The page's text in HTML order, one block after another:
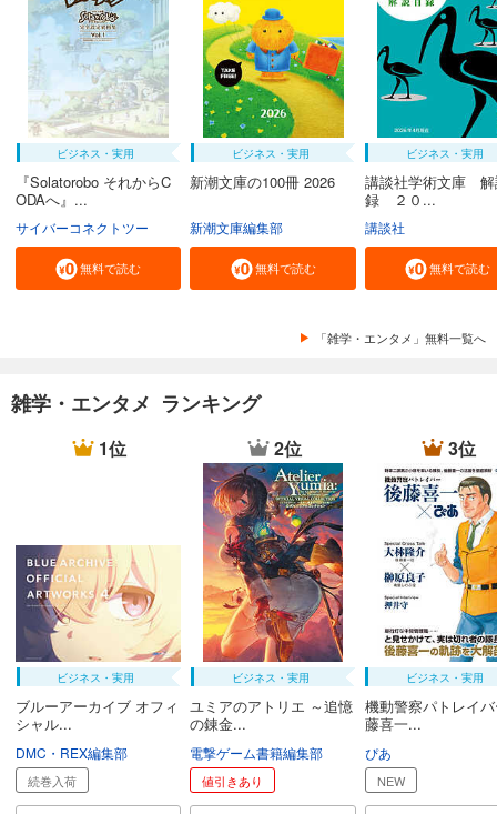
ビジネス・実用
『Solatorobo それからC
ODAへ』...
サイバーコネクトツー
無料で読む
ビジネス・実用
新潮文庫の100冊 2026
新潮文庫編集部
無料で読む
ビジネス・実用
講談社学術文庫 解
録 ２０...
講談社
無料で読む
「雑学・エンタメ」無料一覧へ
雑学・エンタメ ランキング
1位
ビジネス・実用
ブルーアーカイブ オフィ
シャル...
DMC・REX編集部
続巻入荷
2位
ビジネス・実用
ユミアのアトリエ ～追憶
の錬金...
電撃ゲーム書籍編集部
値引きあり
3位
ビジネス・実用
機動警察パトレイ
藤喜一...
ぴあ
NEW